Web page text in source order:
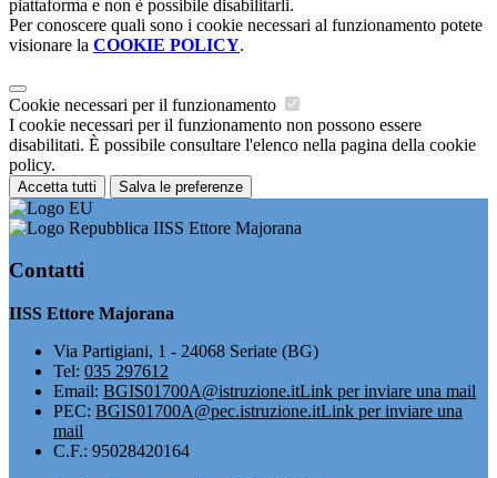
piattaforma e non è possibile disabilitarli.
Per conoscere quali sono i cookie necessari al funzionamento potete
visionare la COOKIE POLICY.
Cookie necessari per il funzionamento
I cookie necessari per il funzionamento non possono essere
disabilitati. È possibile consultare l'elenco nella pagina della cookie
policy.
Accetta tutti Salva le preferenze
IISS Ettore Majorana
Contatti
IISS Ettore Majorana
Via Partigiani, 1 - 24068 Seriate (BG)
Tel: 035 297612
Email: BGIS01700A@istruzione.itLink per inviare una mail
PEC: BGIS01700A@pec.istruzione.itLink per inviare una
mail
C.F.: 95028420164